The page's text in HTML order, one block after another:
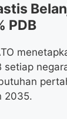
PDB
setiap
2035.